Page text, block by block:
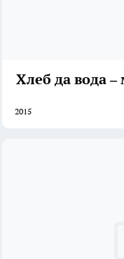
Хлеб да вода
2015